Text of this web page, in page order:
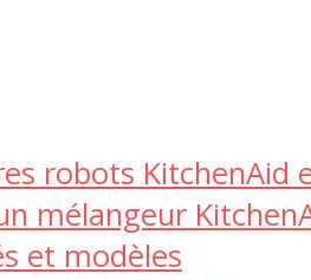
robots KitchenAid
mélangeur
et modèles